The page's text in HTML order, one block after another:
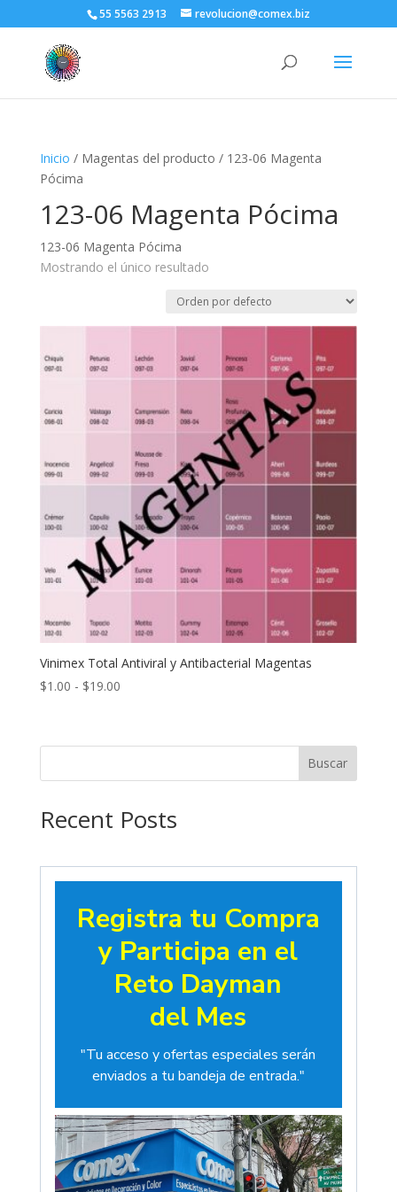
55 5563 2913 revolucion@comex.biz
Inicio / Magentas del producto / 123-06 Magenta
Pócima
123-06 Magenta Pócima
123-06 Magenta Pócima
Mostrando el único resultado
Vinimex Total Antiviral y Antibacterial Magentas
$1.00 - $19.00Rango
desde
Buscar
Recent Posts
Registra tu Compra
y Participa en el
Reto Dayman
del Mes
"Tu acceso y ofertas especiales serán
enviados a tu bandeja de entrada."